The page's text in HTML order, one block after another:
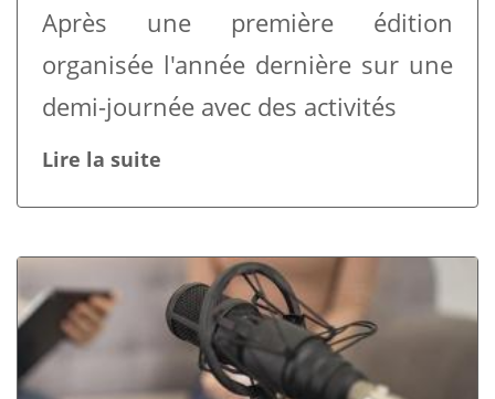
Après une première édition
organisée l'année dernière sur une
demi-journée avec des activités
Lire la suite